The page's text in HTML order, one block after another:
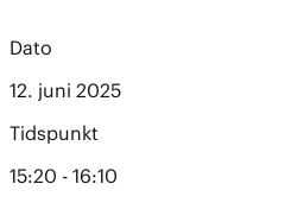
Dato
12. juni 2025
Tidspunkt
15:20 - 16:10